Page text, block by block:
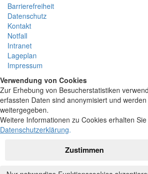
Barrierefreiheit
Datenschutz
Kontakt
Notfall
Intranet
Lageplan
Impressum
Verwendung von Cookies
Zur Erhebung von Besucherstatistiken
erfassten Daten sind anonymisiert und
weitergegeben.
Weitere Informationen zu Cookies erhalten
Datenschutzerklärung.
Zustimmen